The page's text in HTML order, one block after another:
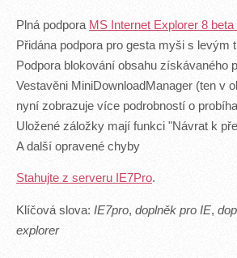
Plná podpora MS Internet Explorer 8 beta
Přidána podpora pro gesta myši s levým
Podpora blokování obsahu získávaného
Vestavěni MiniDownloadManager (ten v
nyní zobrazuje více podrobností o
Uložené záložky mají funkci "Návrat k
A další opravené chyby
Stahujte z serveru IE7Pro.
Klíčová slova: IE7pro, doplněk pro IE,
explorer